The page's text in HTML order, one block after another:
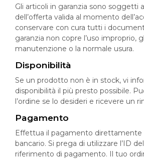
Gli articoli in garanzia sono soggetti
dell’offerta valida al momento
conservare con cura tutti i
garanzia non copre l’uso improprio,
manutenzione o la normale usura.
Disponibilità
Se un prodotto non è in stock, vi
disponibilità il più presto possibile.
l’ordine se lo desideri e ricevere un
Pagamento
Effettua il pagamento direttamente
bancario. Si prega di utilizzare l’ID
riferimento di pagamento. Il tuo